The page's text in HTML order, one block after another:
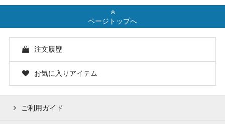
ページトップへ
注文履歴
お気に入りアイテム
ご利用ガイド